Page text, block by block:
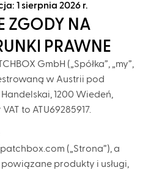
1 sierpnia 2026 r.
ZGODY NA
PRAWNE
GmbH („Spółka”, „my”,
w Austrii pod
1200 Wiedeń,
to ATU69285917.
(„Strona”), a
produkty i usługi,